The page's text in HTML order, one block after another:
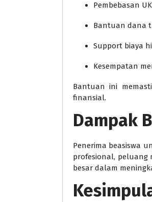
Pembebasan
Bantuan dana
Support biaya
Kesempatan
Bantuan ini
finansial.
Dampak
Penerima beasiswa
profesional, peluang
besar dalam